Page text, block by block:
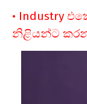
• Industry
නිළියන්ට